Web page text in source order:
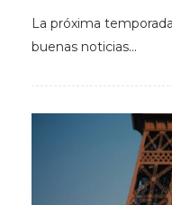
La próxima
buenas noticias…